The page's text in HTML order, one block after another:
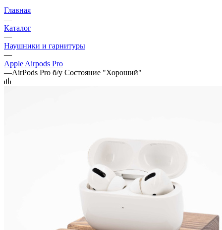
Главная
—
Каталог
—
Наушники и гарнитуры
—
Apple Airpods Pro
—AirPods Pro б/у Состояние "Хороший"